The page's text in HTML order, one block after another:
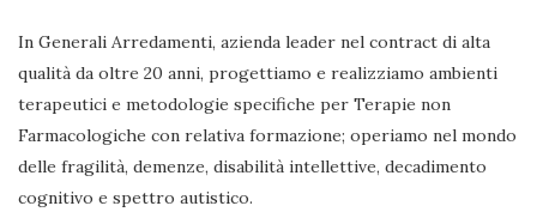
In Generali Arredamenti, azienda leader nel contract di alta
qualità da oltre 20 anni, progettiamo e realizziamo ambienti
terapeutici e metodologie specifiche per Terapie non
Farmacologiche con relativa formazione; operiamo nel mondo
delle fragilità, demenze, disabilità intellettive, decadimento
cognitivo e spettro autistico.